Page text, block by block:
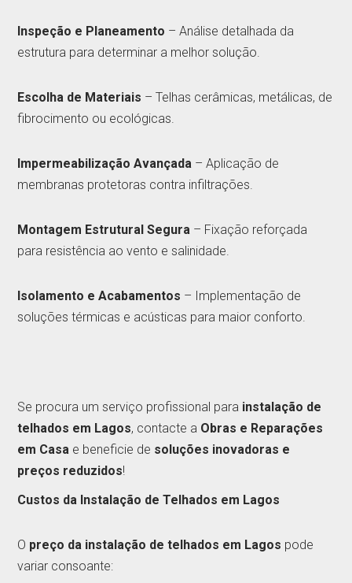
Inspeção e Planeamento – Análise detalhada da
estrutura para determinar a melhor solução.
Escolha de Materiais – Telhas cerâmicas, metálicas, de
fibrocimento ou ecológicas.
Impermeabilização Avançada – Aplicação de
membranas protetoras contra infiltrações.
Montagem Estrutural Segura – Fixação reforçada
para resistência ao vento e salinidade.
Isolamento e Acabamentos – Implementação de
soluções térmicas e acústicas para maior conforto.
Se procura um serviço profissional para instalação de
telhados em Lagos, contacte a Obras e Reparações
em Casa e beneficie de soluções inovadoras e
preços reduzidos!
Custos da Instalação de Telhados em Lagos
O preço da instalação de telhados em Lagos pode
variar consoante: